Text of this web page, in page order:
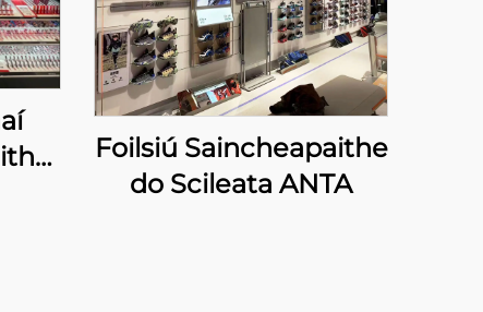
Foilsiú Saincheapaithe
do Scileata ANTA